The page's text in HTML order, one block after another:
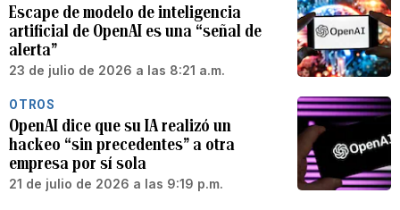
Escape de modelo de inteligencia
artificial de OpenAI es una “señal de
alerta”
23 de julio de 2026 a las 8:21 a.m.
OTROS
OpenAI dice que su IA realizó un
hackeo “sin precedentes” a otra
empresa por sí sola
21 de julio de 2026 a las 9:19 p.m.